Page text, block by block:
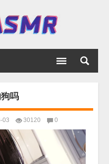
吗
03 30120 0